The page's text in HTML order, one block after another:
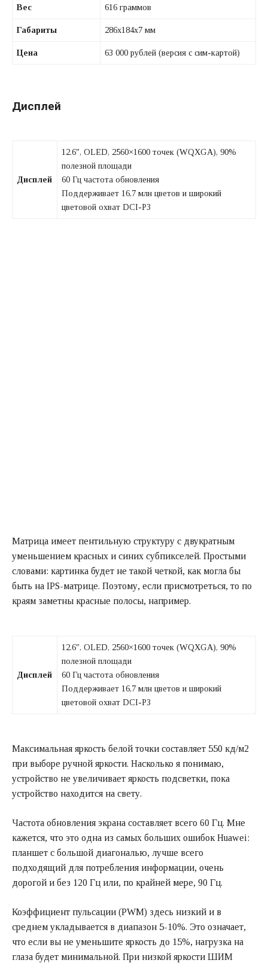
Вес 616 граммов
Габариты 286х184х7 мм
Цена 63 000 рублей (версия с сим-картой)
Дисплей
Дисплей
12.6″, OLED, 2560×1600 точек (WQXGA), 90%
полезной площади
60 Гц частота обновления
Поддерживает 16,7 млн цветов и широкий
цветовой охват DCI-P3
Матрица имеет пентильную структуру с двукратным
уменьшением красных и синих субпикселей. Простыми
словами: картинка будет не такой четкой, как могла бы
быть на IPS-матрице. Поэтому, если присмотреться, то по
краям заметны красные полосы, например.
Дисплей
12.6″, OLED, 2560×1600 точек (WQXGA), 90%
полезной площади
60 Гц частота обновления
Поддерживает 16,7 млн цветов и широкий
цветовой охват DCI-P3
Максимальная яркость белой точки составляет 550 кд/м2
при выборе ручной яркости. Насколько я понимаю,
устройство не увеличивает яркость подсветки, пока
устройство находится на свету.
Частота обновления экрана составляет всего 60 Гц. Мне
кажется, что это одна из самых больших ошибок Huawei:
планшет с большой диагональю, лучше всего
подходящий для потребления информации, очень
дорогой и без 120 Гц или, по крайней мере, 90 Гц.
Коэффициент пульсации (PWM) здесь низкий и в
среднем укладывается в диапазон 5-10%. Это означает,
что если вы не уменьшите яркость до 15%, нагрузка на
глаза будет минимальной. При низкой яркости ШИМ